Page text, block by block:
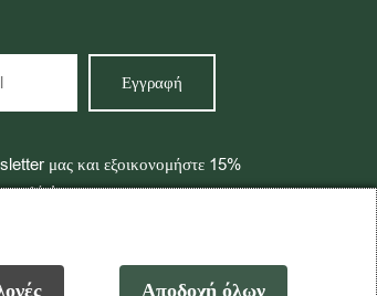
μας και εξοικονομήστε 15%